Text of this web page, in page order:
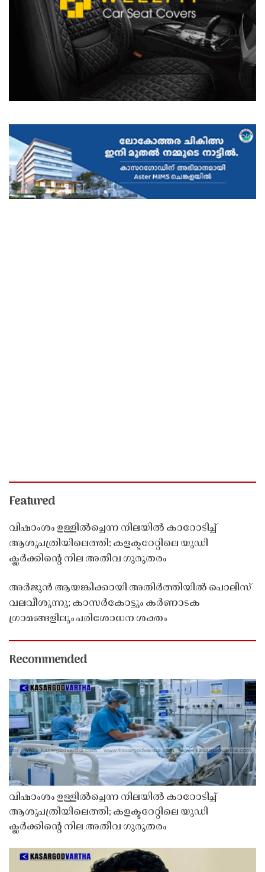
Featured
വിഷാംശം ഉള്ളിൽച്ചെന്ന നിലയിൽ കാറോടിച്ച്
ആശുപത്രിയിലെത്തി; കളക്ടറേറ്റിലെ യുഡി
ക്ലർക്കിൻ്റെ നില അതീവ ഗുരുതരം
അർജുൻ ആയങ്കിക്കായി അതിർത്തിയിൽ പൊലീസ്
വലവീശുന്നു; കാസർകോട്ടും കർണാടക
ഗ്രാമങ്ങളിലും പരിശോധന ശക്തം
Recommended
വിഷാംശം ഉള്ളിൽച്ചെന്ന നിലയിൽ കാറോടിച്ച്
ആശുപത്രിയിലെത്തി; കളക്ടറേറ്റിലെ യുഡി
ക്ലർക്കിൻ്റെ നില അതീവ ഗുരുതരം